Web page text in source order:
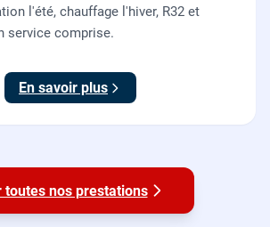
l'été, chauffage l'hiver, R32 et
service comprise.
En savoir plus
toutes nos prestations